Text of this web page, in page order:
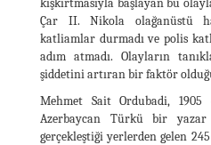
Çar II. Nikola olağanüstü
katliamlar durmadı ve polis
adım atmadı. Olayların
şiddetini artıran bir faktör
Mehmet Sait Ordubadi, 1905
Azerbaycan Türkü bir yazar
gerçekleştiği yerlerden gelen